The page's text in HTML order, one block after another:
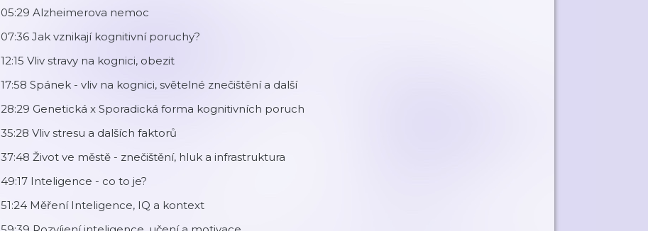
05:29 Alzheimerova nemoc
07:36 Jak vznikají kognitivní poruchy?
12:15 Vliv stravy na kognici, obezit
17:58 Spánek - vliv na kognici, světelné znečištění a další
28:29 Genetická x Sporadická forma kognitivních poruch
35:28 Vliv stresu a dalších faktorů
37:48 Život ve městě - znečištění, hluk a infrastruktura
49:17 Inteligence - co to je?
51:24 Měření Inteligence, IQ a kontext